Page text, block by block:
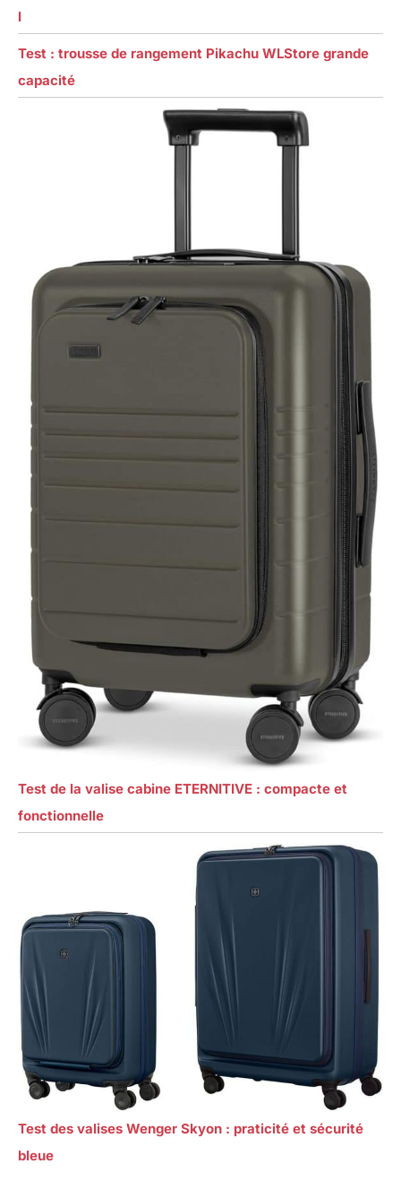
l
Test : trousse de rangement Pikachu WLStore grande
capacité
Test de la valise cabine ETERNITIVE : compacte et
fonctionnelle
Test des valises Wenger Skyon : praticité et sécurité
bleue